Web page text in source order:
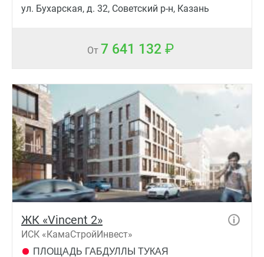
ул. Бухарская, д. 32, Советский р-н, Казань
От 7 641 132
ЖК «Vincent 2»
ИСК «КамаСтройИнвест»
ПЛОЩАДЬ ГАБДУЛЛЫ ТУКАЯ